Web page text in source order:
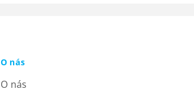
O nás
O nás